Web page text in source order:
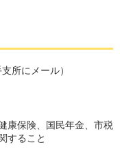
支所にメール）
康保険、国民年金、市税
すること